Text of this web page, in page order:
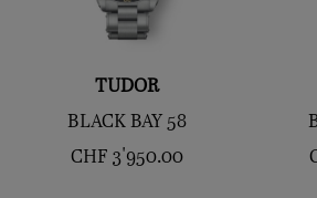
TUDOR
BLACK BAY 58
CHF 3'950.00